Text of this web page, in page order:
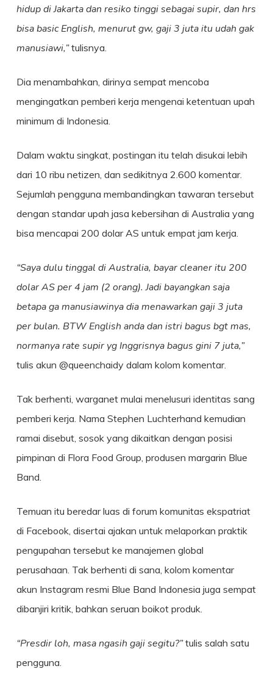
hidup di Jakarta dan resiko tinggi sebagai supir, dan hrs
bisa basic English, menurut gw, gaji 3 juta itu udah gak
manusiawi,”tulisnya.
Dia menambahkan, dirinya sempat mencoba
mengingatkan pemberi kerja mengenai ketentuan upah
minimum di Indonesia.
Dalam waktu singkat, postingan itu telah disukai lebih
dari 10 ribu netizen, dan sedikitnya 2.600 komentar.
Sejumlah pengguna membandingkan tawaran tersebut
dengan standar upah jasa kebersihan di Australia yang
bisa mencapai 200 dolar AS untuk empat jam kerja.
“Saya dulu tinggal di Australia, bayar cleaner itu 200
dolar AS per 4 jam (2 orang). Jadi bayangkan saja
betapa ga manusiawinya dia menawarkan gaji 3 juta
per bulan. BTW English anda dan istri bagus bgt mas,
normanya rate supir yg Inggrisnya bagus gini 7 juta,”
tulis akun @queenchaidy dalam kolom komentar.
Tak berhenti, warganet mulai menelusuri identitas sang
pemberi kerja. Nama Stephen Luchterhand kemudian
ramai disebut, sosok yang dikaitkan dengan posisi
pimpinan di Flora Food Group, produsen margarin Blue
Band.
Temuan itu beredar luas di forum komunitas ekspatriat
di Facebook, disertai ajakan untuk melaporkan praktik
pengupahan tersebut ke manajemen global
perusahaan. Tak berhenti di sana, kolom komentar
akun Instagram resmi Blue Band Indonesia juga sempat
dibanjiri kritik, bahkan seruan boikot produk.
“Presdir loh, masa ngasih gaji segitu?”tulis salah satu
pengguna.